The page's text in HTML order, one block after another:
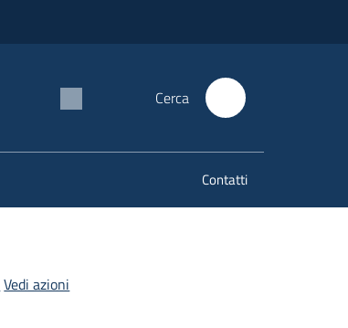
Cerca
Contatti
Vedi azioni